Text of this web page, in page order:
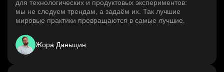
для технологических и продуктовых экспериментов:
мы не следуем трендам, а задаём их. Так лучшие
мировые практики превращаются в самые лучшие.
Жора Даньщин